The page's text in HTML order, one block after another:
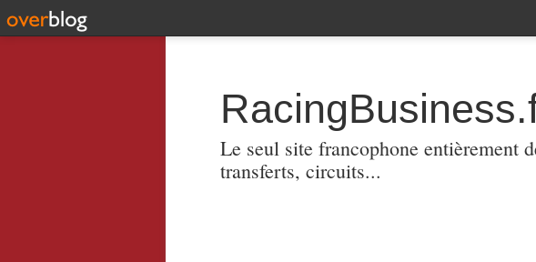
Le seul site francophone entièrement
transferts, circuits...